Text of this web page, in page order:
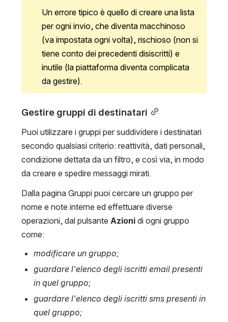
Un errore tipico è quello di creare una lista
per ogni invio, che diventa macchinoso
(va impostata ogni volta), rischioso (non si
tiene conto dei precedenti disiscritti) e
inutile (la piattaforma diventa complicata
da gestire).
Gestire gruppi di destinatari
Puoi utilizzare i gruppi per suddividere i destinatari
secondo qualsiasi criterio: reattività, dati personali,
condizione dettata da un filtro, e così via, in modo
da creare e spedire messaggi mirati.
Dalla pagina Gruppi puoi cercare un gruppo per
nome e note interne ed effettuare diverse
operazioni, dal pulsante Azioni di ogni gruppo
come:
modificare un gruppo;
guardare l'elenco degli iscritti email presenti
in quel gruppo;
guardare l'elenco degli iscritti sms presenti in
quel gruppo;